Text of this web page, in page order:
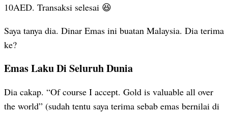
10AED. Transaksi selesai 😆
Saya tanya dia. Dinar Emas ini buatan Malaysia. Dia terima
ke?
Emas Laku Di Seluruh Dunia
Dia cakap. “Of course I accept. Gold is valuable all over
the world” (sudah tentu saya terima sebab emas bernilai di